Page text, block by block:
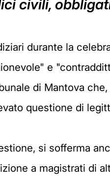
civili,
durante la
e
di Mantova
questione di
si sofferma
a magistrati di